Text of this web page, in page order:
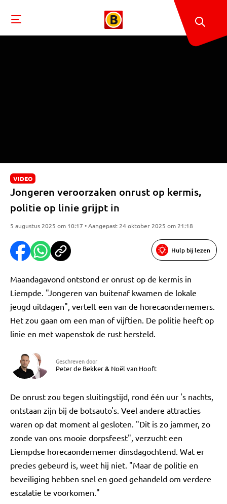
VIDEO
Jongeren veroorzaken onrust op kermis,
politie op linie grijpt in
5 augustus 2025 om 10:17 • Aangepast 24 oktober 2025 om 21:18
Hulp bij lezen
Maandagavond ontstond er onrust op de kermis in
Liempde. "Jongeren van buitenaf kwamen de lokale
jeugd uitdagen", vertelt een van de horecaondernemers.
Het zou gaan om een man of vijftien. De politie heeft op
linie en met wapenstok de rust hersteld.
Geschreven door
Peter de Bekker& Noël van Hooft
De onrust zou tegen sluitingstijd, rond één uur 's nachts,
ontstaan zijn bij de botsauto's. Veel andere attracties
waren op dat moment al gesloten. "Dit is zo jammer, zo
zonde van ons mooie dorpsfeest", verzucht een
Liempdse horecaondernemer dinsdagochtend. Wat er
precies gebeurd is, weet hij niet. "Maar de politie en
beveiliging hebben snel en goed gehandeld om verdere
escalatie te voorkomen."